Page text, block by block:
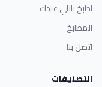
اطبخ باللي عندك
المطابخ
اتصل بنا
التصنيفات